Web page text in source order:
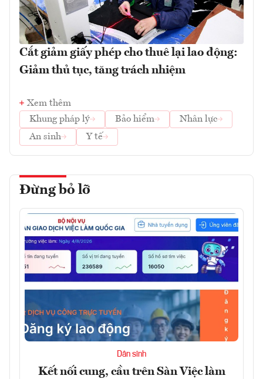
Cắt giảm giấy phép cho thuê lại lao động:
Giảm thủ tục, tăng trách nhiệm
Xem thêm
Khung pháp lý
Bảo hiểm
Nhân lực
An sinh
Y tế
Đừng bỏ lỡ
Dân sinh
Kết nối cung, cầu trên Sàn Việc làm